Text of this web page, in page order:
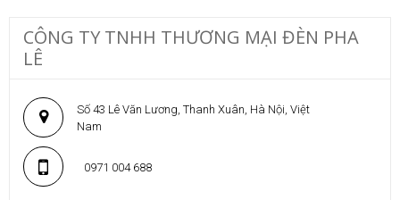
CÔNG TY TNHH THƯƠNG MẠI ĐÈN PHA
LÊ
Số 43 Lê Văn Lương, Thanh Xuân, Hà Nội, Việt
Nam
0971 004 688